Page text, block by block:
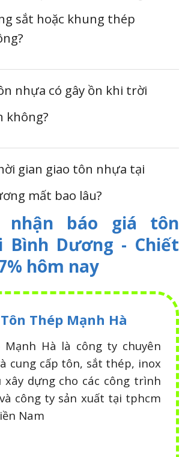
sắt hoặc khung thép
nhựa có gây ồn khi trời
không?
gian giao tôn nhựa tại
mất bao lâu?
nhận báo giá tôn
Bình Dương - Chiết
hôm nay
Thép Mạnh Hà
Mạnh Hà là công ty chuyên
cung cấp tôn, sắt thép, inox
xây dựng cho các công trình
công ty sản xuất tại tphcm
Nam